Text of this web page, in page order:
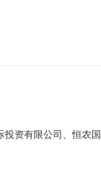
须知》和《租赁合
资有限公司、恒农
其五家子公司瑞峰（